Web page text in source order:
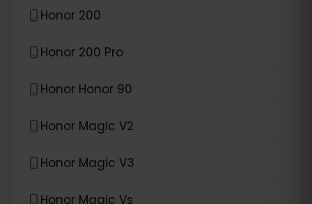
Honor 200
Honor 200 Pro
Honor Honor 90
Honor Magic V2
Honor Magic V3
Honor Magic Vs